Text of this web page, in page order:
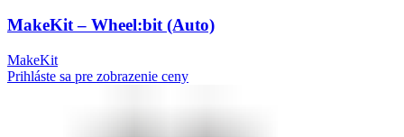
MakeKit – Wheel:bit (Auto)
MakeKit
Prihláste sa pre zobrazenie ceny